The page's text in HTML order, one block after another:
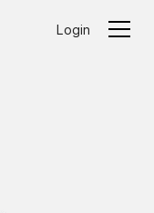
Login